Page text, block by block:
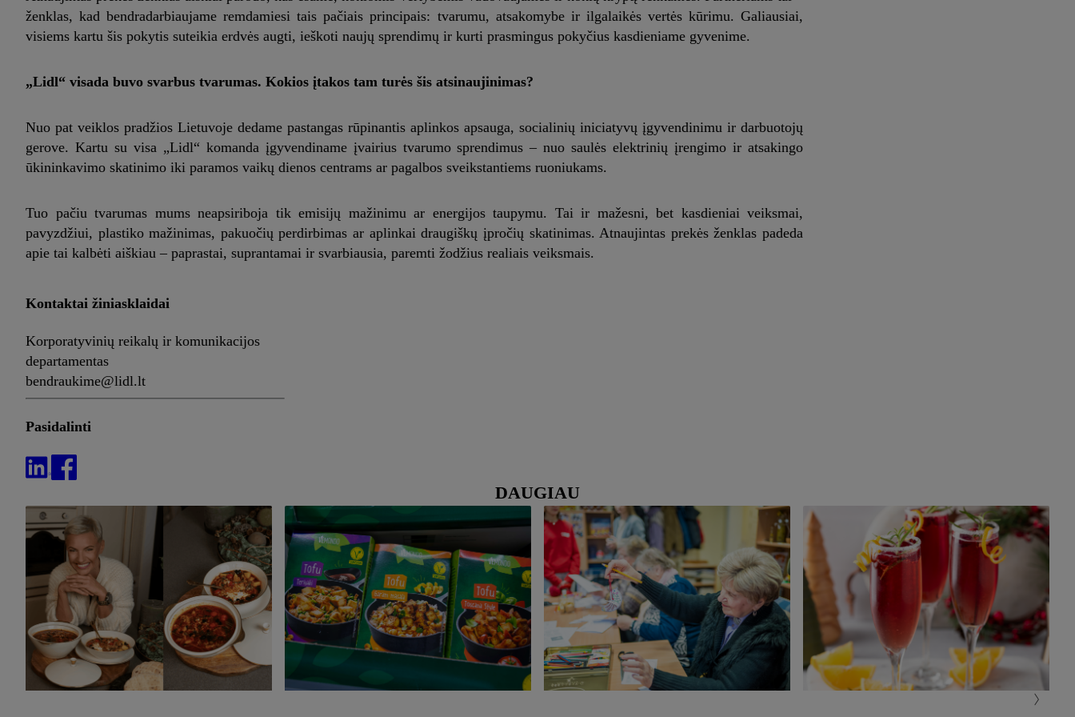
ženklas, kad bendradarbiaujame remdamiesi tais pačiais principais: tvarumu, atsakomybe ir ilgalaikės vertės kūrimu. Galiausiai,
visiems kartu šis pokytis suteikia erdvės augti, ieškoti naujų sprendimų ir kurti prasmingus pokyčius kasdieniame gyvenime.
„Lidl“ visada buvo svarbus tvarumas. Kokios įtakos tam turės šis atsinaujinimas?
Nuo pat veiklos pradžios Lietuvoje dedame pastangas rūpinantis aplinkos apsauga, socialinių iniciatyvų įgyvendinimu ir darbuotojų
gerove. Kartu su visa „Lidl“ komanda įgyvendiname įvairius tvarumo sprendimus – nuo saulės elektrinių įrengimo ir atsakingo
ūkininkavimo skatinimo iki paramos vaikų dienos centrams ar pagalbos sveikstantiems ruoniukams.
Tuo pačiu tvarumas mums neapsiriboja tik emisijų mažinimu ar energijos taupymu. Tai ir mažesni, bet kasdieniai veiksmai,
pavyzdžiui, plastiko mažinimas, pakuočių perdirbimas ar aplinkai draugiškų įpročių skatinimas. Atnaujintas prekės ženklas padeda
apie tai kalbėti aiškiau – paprastai, suprantamai ir svarbiausia, paremti žodžius realiais veiksmais.
Kontaktai žiniasklaidai
Korporatyvinių reikalų ir komunikacijos
departamentas
bendraukime@lidl.lt
Pasidalinti
DAUGIAU